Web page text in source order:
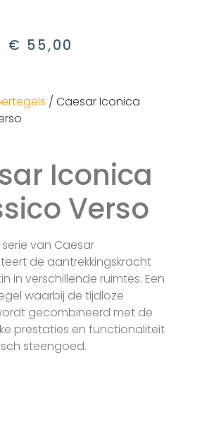
€ 55,00
/ Caesar Iconica
Iconica
Verso
van Caesar
de aantrekkingskracht
in verschillende ruimtes. Een
waarbij de tijdloze
gecombineerd met de
prestaties en functionaliteit
steengoed.